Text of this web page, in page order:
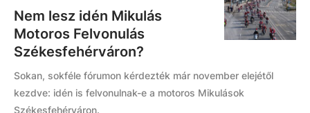
Nem lesz idén Mikulás
Motoros Felvonulás
Székesfehérváron?
Sokan, sokféle fórumon kérdezték már november elejétől
kezdve: idén is felvonulnak-e a motoros Mikulások
Székesfehérváron.